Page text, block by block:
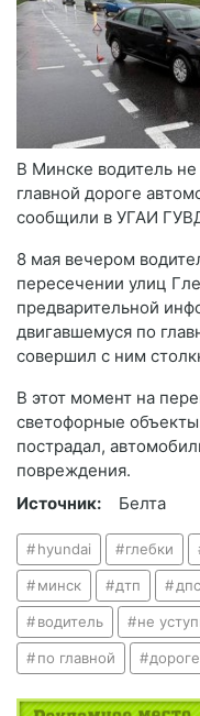
В Минске водитель
главной дороге
сообщили в УГАИ
8 мая вечером
пересечении улиц
предварительной
двигавшемуся по
совершил с ним
В этот момент на
светофорные
пострадал,
повреждения.
Источник:
Белта
hyundai глебки
минск дтп дпс
водитель не
по главной дороге